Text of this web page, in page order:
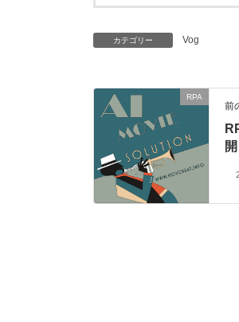
カテゴリー Vog
RPA
前
開